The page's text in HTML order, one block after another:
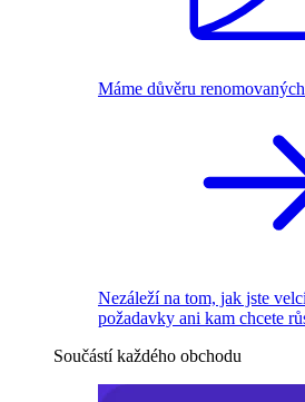
Máme důvěru
Nezáleží na tom, jak jste
požadavky ani kam chcete
Součástí každého obchodu